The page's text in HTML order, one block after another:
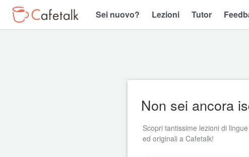
Sei nuovo? Lezioni Tutor
Non sei ancora
Scopri tantissime lezioni di
ed originali a Cafetalk!